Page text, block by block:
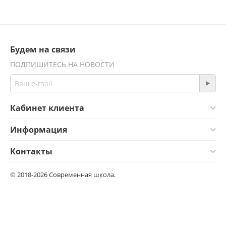
Будем на связи
ПОДПИШИТЕСЬ НА НОВОСТИ
Кабинет клиента
Информация
Контакты
© 2018-2026 Современная школа.